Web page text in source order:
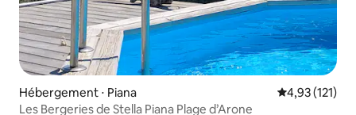
Hébergement ⋅ Piana Évaluation
4,93 (121)
Les Bergeries de Stella Piana Plage d’Arone